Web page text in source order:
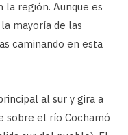
la región. Aunque es
mayoría de las
caminando en esta
al sur y gira a
sobre el río Cochamó